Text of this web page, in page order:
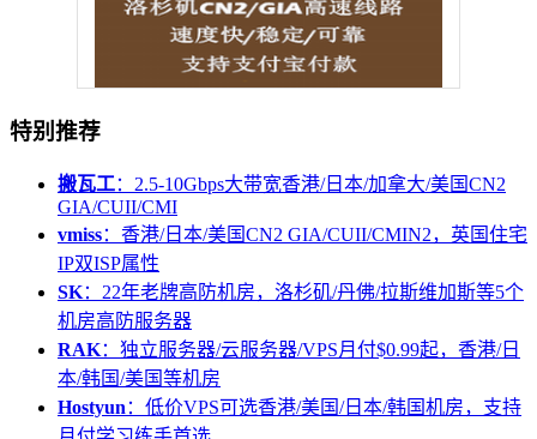
特别推荐
搬瓦工：2.5-10Gbps大带宽香港/日本/加拿大/美国CN2
GIA/CUII/CMI
vmiss：香港/日本/美国CN2 GIA/CUII/CMIN2，英国住宅
IP双ISP属性
SK：22年老牌高防机房，洛杉矶/丹佛/拉斯维加斯等5个
机房高防服务器
RAK：独立服务器/云服务器/VPS月付$0.99起，香港/日
本/韩国/美国等机房
Hostyun ：低价VPS可选香港/美国/日本/韩国机房，支持